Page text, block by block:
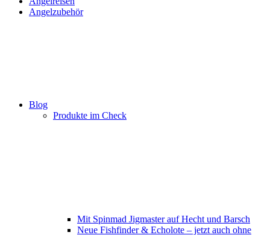
Angelzubehör
Blog
Produkte im Check
Mit Spinmad Jigmaster auf Hecht und Barsch
Neue Fishfinder & Echolote – jetzt auch ohne